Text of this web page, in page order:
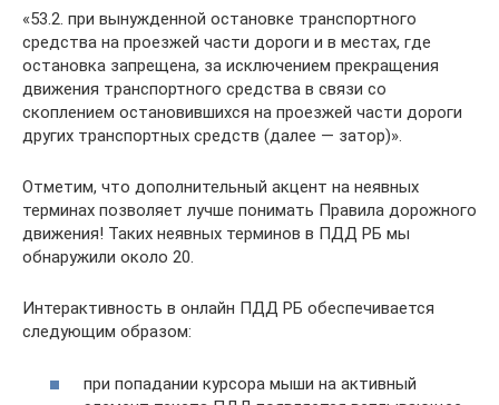
«53.2. при вынужденной остановке транспортного
средства на проезжей части дороги и в местах, где
остановка запрещена, за исключением прекращения
движения транспортного средства в связи со
скоплением остановившихся на проезжей части дороги
других транспортных средств (далее — затор)».
Отметим, что дополнительный акцент на неявных
терминах позволяет лучше понимать Правила дорожного
движения! Таких неявных терминов в ПДД РБ мы
обнаружили около 20.
Интерактивность в онлайн ПДД РБ обеспечивается
следующим образом:
при попадании курсора мыши на активный